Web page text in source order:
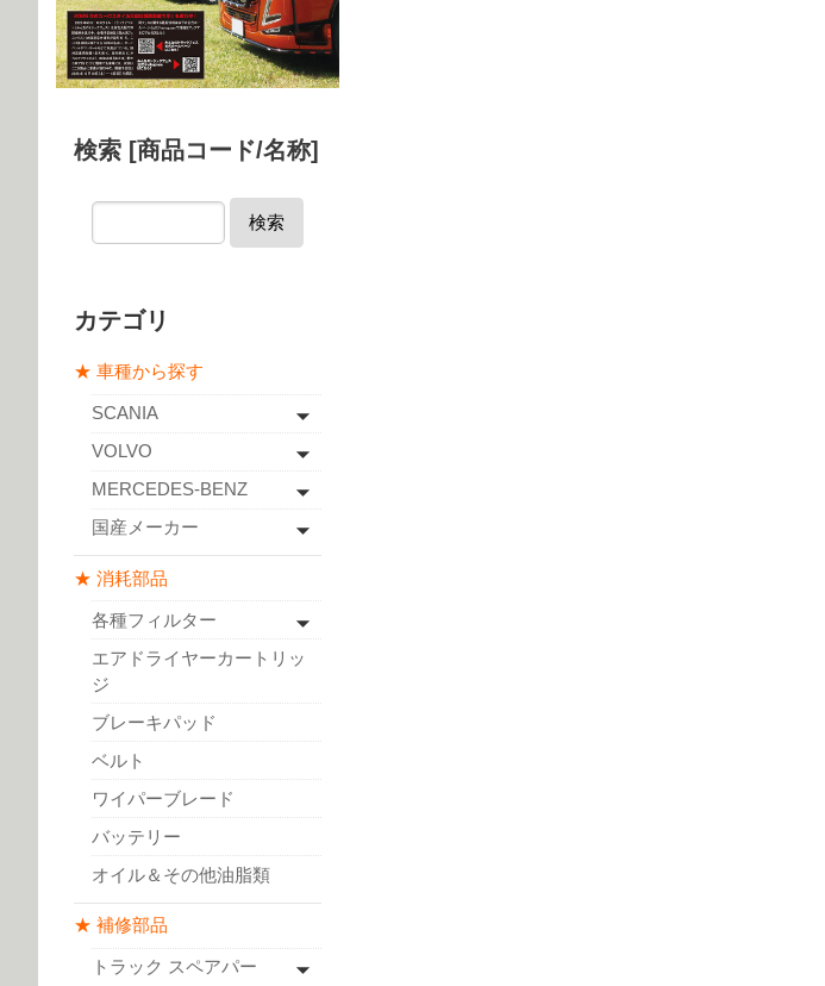
検索 [商品コード/名称]
検索
カテゴリ
★ 車種から探す
SCANIA
VOLVO
MERCEDES-BENZ
国産メーカー
★ 消耗部品
各種フィルター
エアドライヤーカートリッ
ジ
ブレーキパッド
ベルト
ワイパーブレード
バッテリー
オイル＆その他油脂類
★ 補修部品
トラック スペアパー